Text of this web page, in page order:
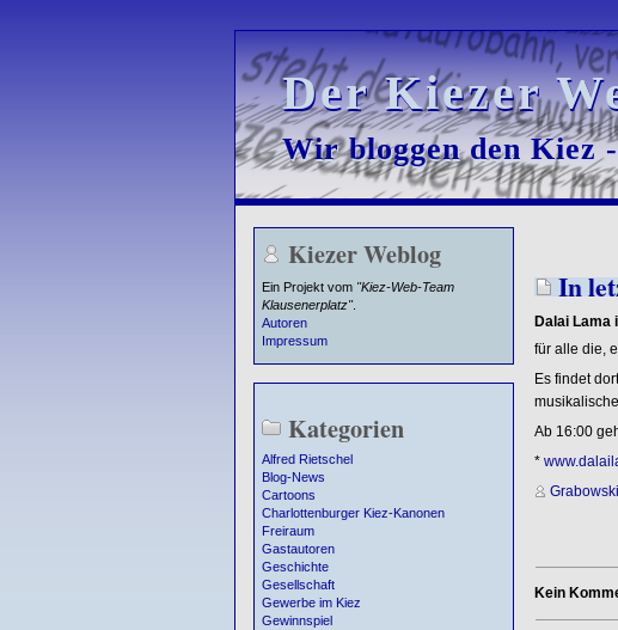
Der Kiezer
Der Kiezer
Wir bloggen den Kiez
Wir bloggen den Kiez
Kiezer Weblog
Ein Projekt vom "Kiez-Web-Team
Klausenerplatz".
Autoren
Impressum
Kategorien
Alfred Rietschel
Blog-News
Cartoons
Charlottenburger Kiez-Kanonen
Freiraum
Gastautoren
Geschichte
Gesellschaft
Gewerbe im Kiez
Gewinnspiel
In
Dalai Lama
für alle die,
Es findet
Ab 16:00
*
Kein